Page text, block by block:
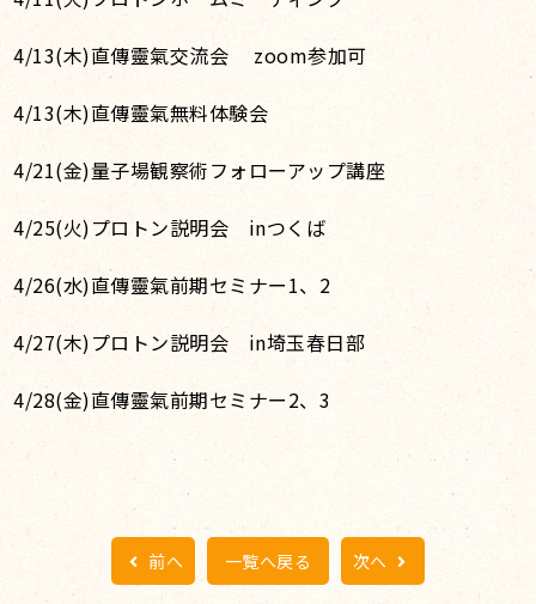
4/13(木)直傳靈氣交流会 zoom参加可
4/13(木)直傳靈氣無料体験会
4/21(金)量子場観察術フォローアップ講座
4/25(火)プロトン説明会 inつくば
4/26(水)直傳靈氣前期セミナー1、2
4/27(木)プロトン説明会 in埼玉春日部
4/28(金)直傳靈氣前期セミナー2、3
前へ 一覧へ戻る 次へ